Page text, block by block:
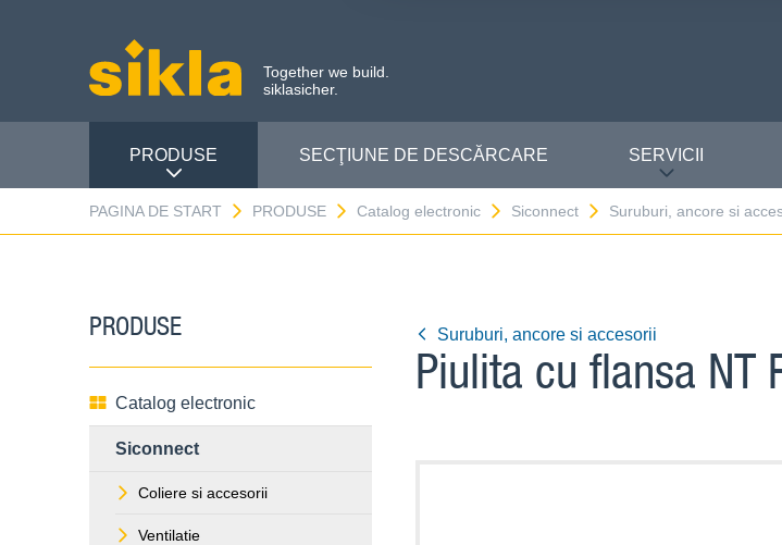
Together we build.
siklasicher.
PRODUSE SECŢIUNE DE DESCĂRCARE SERVICII
PAGINA DE START PRODUSE Catalog electronic Siconnect Suruburi, ancore si
PRODUSE
Catalog electronic
Siconnect
Coliere si accesorii
Ventilatie
Suruburi, ancore si accesorii
Piulita cu flansa NT